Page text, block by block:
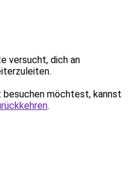
versucht, dich an
möchtest, kannst
.